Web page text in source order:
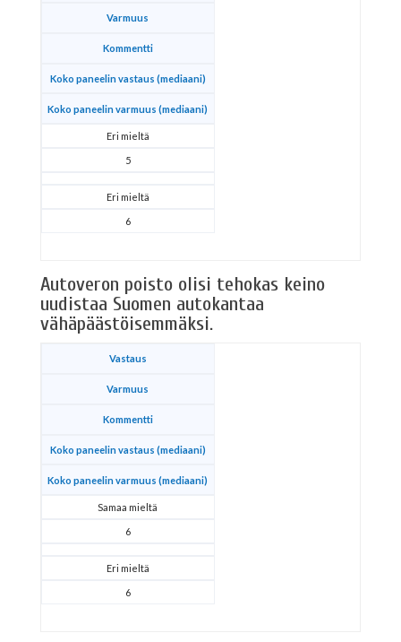
Varmuus
Kommentti
Koko paneelin vastaus (mediaani)
Koko paneelin varmuus (mediaani)
Eri mieltä
5
Eri mieltä
6
Autoveron poisto olisi tehokas keino
uudistaa Suomen autokantaa
vähäpäästöisemmäksi.
Vastaus
Varmuus
Kommentti
Koko paneelin vastaus (mediaani)
Koko paneelin varmuus (mediaani)
Samaa mieltä
6
Eri mieltä
6